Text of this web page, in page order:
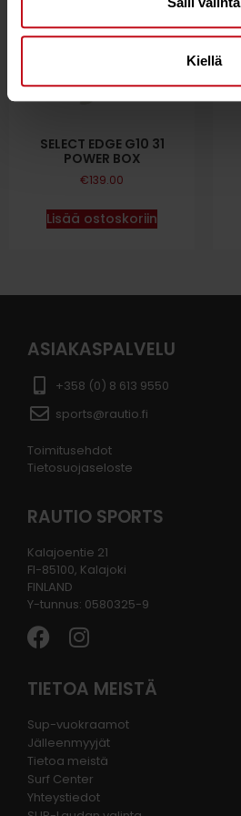
Kiellä
SELECT EDGE G10 31
POWER BOX
€139.00
Lisää ostoskoriin
ASIAKASPALVELU
+358 (0) 8 613 9550
sports@rautio.fi
Toimitusehdot
Tietosuojaseloste
RAUTIO SPORTS
Kalajoentie 21
FI-85100, Kalajoki
FINLAND
Y-tunnus: 0580325-9
TIETOA MEISTÄ
Sup-vuokraamot
Jälleenmyyjät
Tietoa meistä
Surf Center
Yhteystiedot